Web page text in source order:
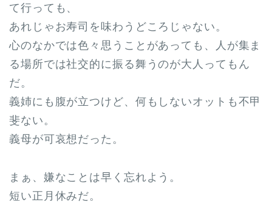
て行っても、
あれじゃお寿司を味わうどころじゃない。
心のなかでは色々思うことがあっても、人が集ま
る場所では社交的に振る舞うのが大人ってもん
だ。
義姉にも腹が立つけど、何もしないオットも不甲
斐ない。
義母が可哀想だった。
まぁ、嫌なことは早く忘れよう。
短い正月休みだ。